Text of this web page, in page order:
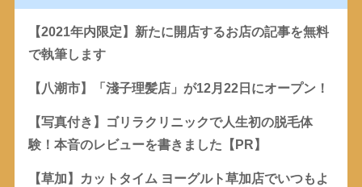
【2021年内限定】新たに開店するお店の記事を無料
で執筆します
【八潮市】「淺子理髪店」が12月22日にオープン！
【写真付き】ゴリラクリニックで人生初の脱毛体
験！本音のレビューを書きました【PR】
【草加】カットタイム ヨーグルト草加店でいつもよ